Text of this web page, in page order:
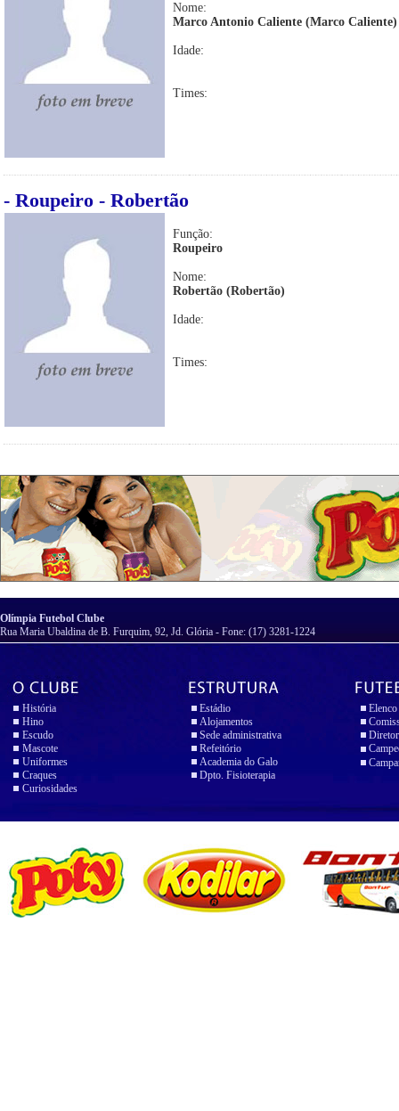
Nome:
Marco Antonio Caliente (Marco Caliente)
Idade:
Times:
- Roupeiro - Robertão
Função:
Roupeiro
Nome:
Robertão (Robertão)
Idade:
Times:
Olímpia Futebol Clube
Rua Maria Ubaldina de B. Furquim, 92, Jd. Glória - Fone: (17) 3281-1224
História
Hino
Escudo
Mascote
Uniformes
Craques
Curiosidades
Estádio
Alojamentos
Sede administrativa
Refeitório
Academia do Galo
Dpto. Fisioterapia
Elenco